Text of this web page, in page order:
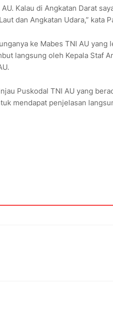
Kalau di Angkatan Darat
dan Angkatan Udara,” kata
ke Mabes TNI AU yang
langsung oleh Kepala Staf
Puskodal TNI AU yang
mendapat penjelasan